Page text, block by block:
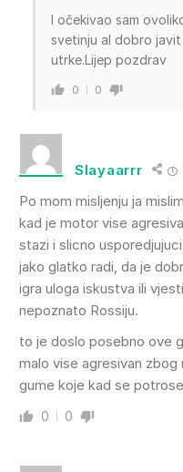
I očekivao sam
svetinju al dobro
utrke.Lijep pozdrav
0 0
Slayaarrr
Po mom misljenju ja
kad je motor vise
stazi i slicno
jako glatko radi, da je
igra uloga iskustva ili
nepoznato Rossiju.
to je doslo posebno ove
malo vise agresivan
gume koje kad se
0 0